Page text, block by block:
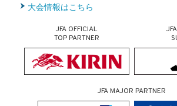
大会情報はこちら
JFA OFFICIAL
TOP PARTNER
JFA MAJOR PARTNER